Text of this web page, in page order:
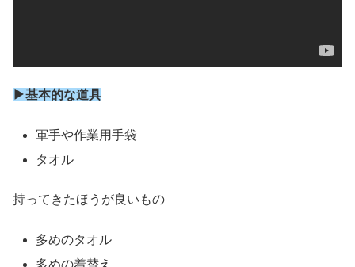
▶基本的な道具
軍手や作業用手袋
タオル
持ってきたほうが良いもの
多めのタオル
多めの着替え